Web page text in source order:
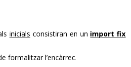
inicials consistiran en un import fix
formalitzar l’encàrrec.